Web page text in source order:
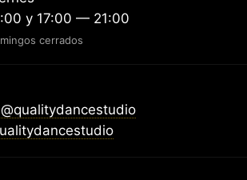
y 17:00 — 21:00
cerrados